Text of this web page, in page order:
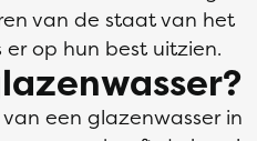
van de staat van het
op hun best uitzien.
een glazenwasser in